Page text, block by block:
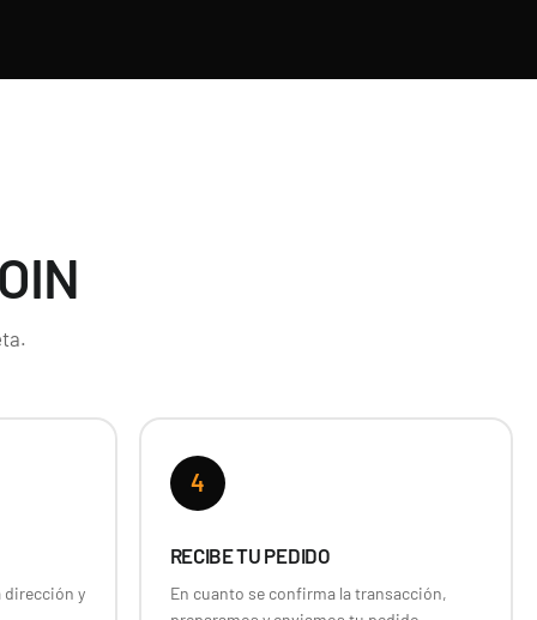
dirección y
4
RECIBE TU PEDIDO
En cuanto se confirma la transacción,